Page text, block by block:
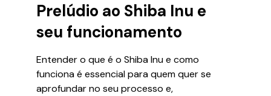
Prelúdio ao Shiba Inu e
seu funcionamento
Entender o que é o Shiba Inu e como
funciona é essencial para quem quer se
aprofundar no seu processo e,